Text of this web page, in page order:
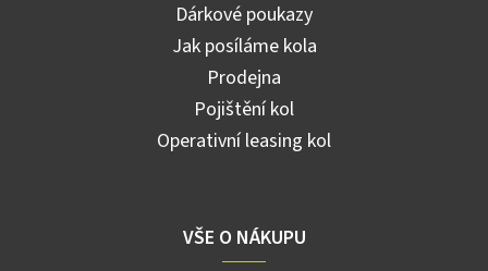
Dárkové poukazy
Jak posíláme kola
Prodejna
Pojištění kol
Operativní leasing kol
VŠE O NÁKUPU